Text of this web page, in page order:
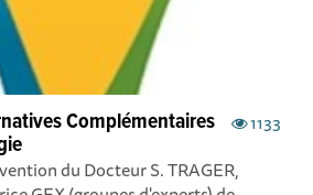
1133
Complémentaires
du Docteur S. TRAGER,